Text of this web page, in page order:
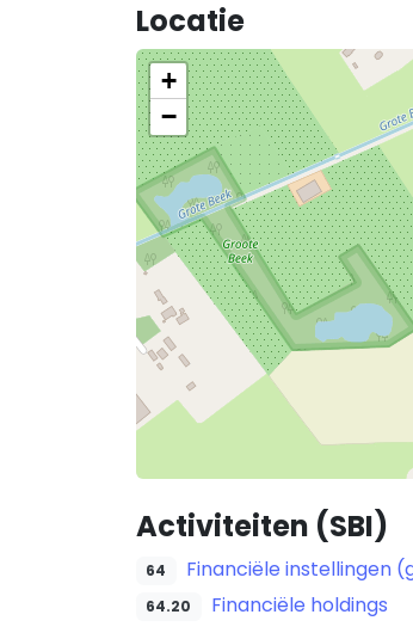
Locatie
+
−
Activiteiten (SBI)
64 Financiële instellingen
64.20 Financiële holdings